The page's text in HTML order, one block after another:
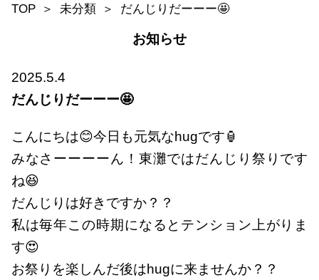
TOP 未分類 だんじりだーーー🤩
お知らせ
2025.5.4
だんじりだーーー🤩
こんにちは😊今日も元気なhugです🏮
みなさーーーーん！東灘ではだんじり祭りです
ね😆
だんじりは好きですか？？
私は毎年この時期になるとテンション上がりま
す😍
お祭りを楽しんだ後はhugに来ませんか？？